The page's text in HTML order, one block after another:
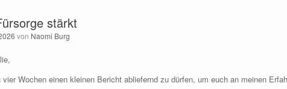
stärkt
von Naomi Burg
Wochen einen kleinen Bericht abliefernd zu dürfen, um euch an meinen